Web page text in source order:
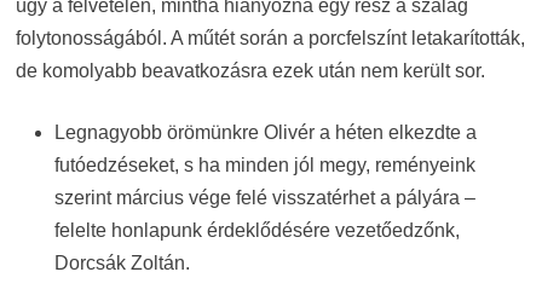
úgy a felvételen, mintha hiányozna egy rész a szalag
folytonosságából. A műtét során a porcfelszínt letakarították,
de komolyabb beavatkozásra ezek után nem került sor.
Legnagyobb örömünkre Olivér a héten elkezdte a
futóedzéseket, s ha minden jól megy, reményeink
szerint március vége felé visszatérhet a pályára –
felelte honlapunk érdeklődésére vezetőedzőnk,
Dorcsák Zoltán.